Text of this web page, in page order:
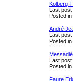
Kolberg
Last
Posted in
André
Last
Posted in
Last
Posted in
Faure